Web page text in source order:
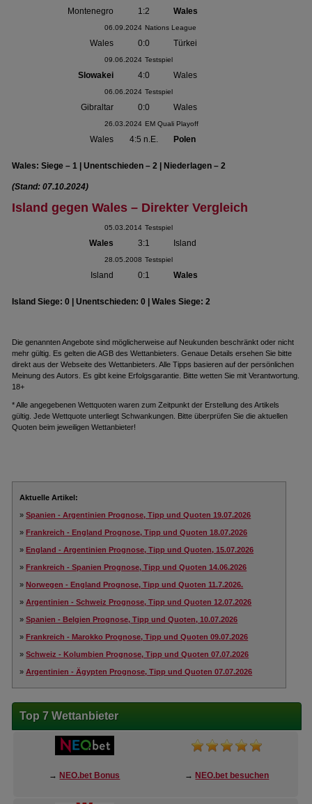
Montenegro 1:2 Wales
06.09.2024 Nations League
Wales 0:0 Türkei
09.06.2024 Testspiel
Slowakei 4:0 Wales
06.06.2024 Testspiel
Gibraltar 0:0 Wales
26.03.2024 EM Quali Playoff
Wales 4:5 n.E. Polen
Wales: Siege – 1 | Unentschieden – 2 | Niederlagen – 2
(Stand: 07.10.2024)
Island gegen Wales – Direkter Vergleich
05.03.2014 Testspiel
Wales 3:1 Island
28.05.2008 Testspiel
Island 0:1 Wales
Island Siege: 0 | Unentschieden: 0 | Wales Siege: 2
Die genannten Angebote sind möglicherweise auf Neukunden beschränkt oder nicht
mehr gültig. Es gelten die AGB des Wettanbieters. Genaue Details ersehen Sie bitte
direkt aus der Webseite des Wettanbieters. Alle Tipps basieren auf der persönlichen
Meinung des Autors. Es gibt keine Erfolgsgarantie. Bitte wetten Sie mit Verantwortung.
18+
* Alle angegebenen Wettquoten waren zum Zeitpunkt der Erstellung des Artikels
gültig. Jede Wettquote unterliegt Schwankungen. Bitte überprüfen Sie die aktuellen
Quoten beim jeweiligen Wettanbieter!
Aktuelle Artikel:
»Spanien - Argentinien Prognose, Tipp und Quoten 19.07.2026
»Frankreich - England Prognose, Tipp und Quoten 18.07.2026
»England - Argentinien Prognose, Tipp und Quoten, 15.07.2026
»Frankreich - Spanien Prognose, Tipp und Quoten 14.06.2026
»Norwegen - England Prognose, Tipp und Quoten 11.7.2026.
»Argentinien - Schweiz Prognose, Tipp und Quoten 12.07.2026
»Spanien - Belgien Prognose, Tipp und Quoten, 10.07.2026
»Frankreich - Marokko Prognose, Tipp und Quoten 09.07.2026
»Schweiz - Kolumbien Prognose, Tipp und Quoten 07.07.2026
»Argentinien - Ägypten Prognose, Tipp und Quoten 07.07.2026
Top 7 Wettanbieter
→NEO.bet Bonus →NEO.bet besuchen